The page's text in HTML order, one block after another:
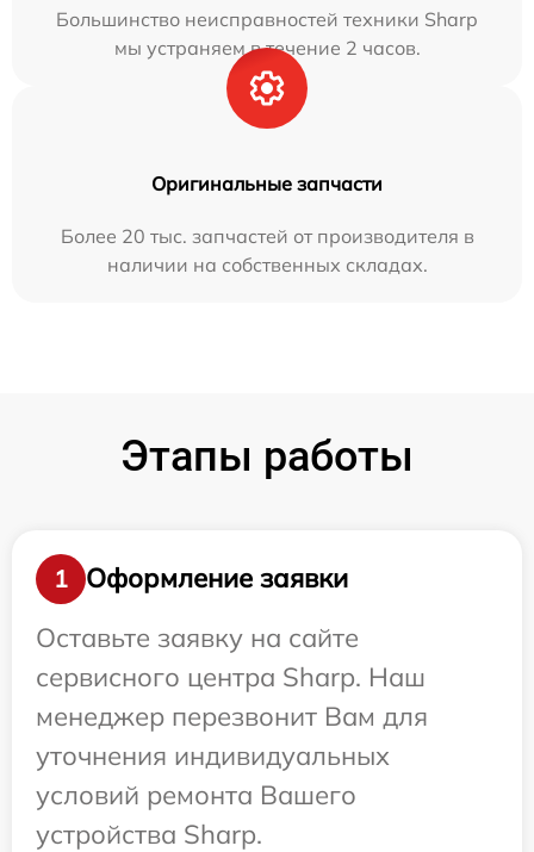
Большинство неисправностей техники Sharp
мы устраняем в течение 2 часов.
Оригинальные запчасти
Более 20 тыс. запчастей от производителя в
наличии на собственных складах.
Этапы работы
1
Оформление заявки
Оставьте заявку на сайте
сервисного центра Sharp. Наш
менеджер перезвонит Вам для
уточнения индивидуальных
условий ремонта Вашего
устройства Sharp.